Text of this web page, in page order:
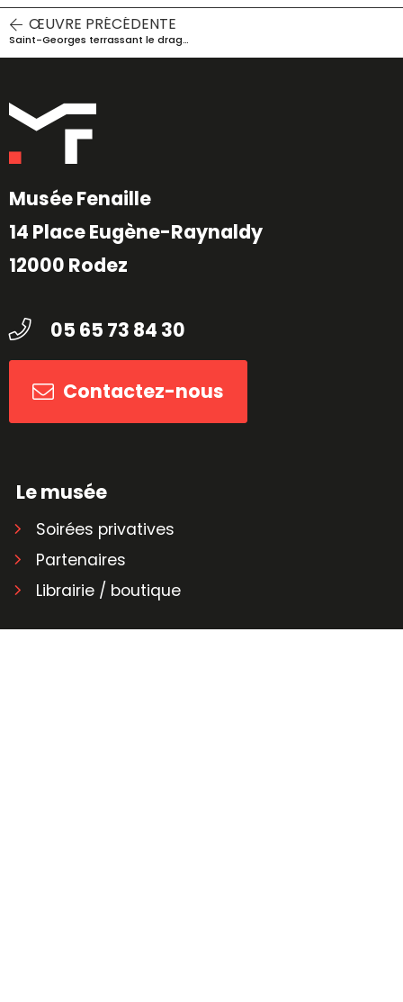
ŒUVRE PRÉCÉDENTE
Saint-Georges terrassant le dragon
Musée Fenaille
14 Place Eugène-Raynaldy
12000 Rodez
05 65 73 84 30
Contactez-nous
Le musée
Soirées privatives
Partenaires
Librairie / boutique